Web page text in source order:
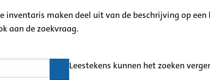
maken deel uit van de beschrijving op
aan de zoekvraag.
Leestekens kunnen het zoeken